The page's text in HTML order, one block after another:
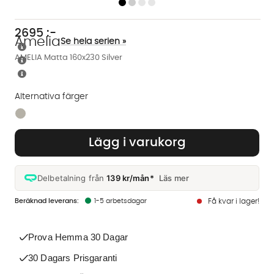
AMELIA Matta 160x230 Silver
Amelia Se hela serien »
2695 :-
Lägg i varukorg
Delbetalning från139 kr/mån* Läs mer
1-5 arbetsdagar Få kvar i lager!
Alternativa färger
Finns även i dessa färger:
Prova Hemma 30 Dagar
30 Dagars Prisgaranti